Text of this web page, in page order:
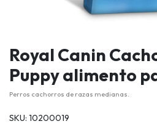
Royal Canin
Puppy alimento
Perros cachorros de razas medianas.
SKU: 10200019